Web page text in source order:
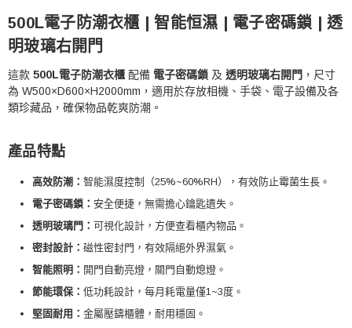
500L電子防潮衣櫃 | 智能恒濕 | 電子密碼鎖 | 透
明玻璃右開門
這款 500L電子防潮衣櫃 配備 電子密碼鎖 及 透明玻璃右開門 ，尺寸
為 W500×D600×H2000mm，適用於存放相機、手袋、電子設備及各
類珍藏品，確保物品乾爽防潮。
產品特點
高效防潮：智能濕度控制（25%~60%RH），有效防止霉菌生長。
電子密碼鎖： 安全便捷，無需擔心鑰匙遺失。
透明玻璃門：可視化設計，方便查看櫃內物品。
密封設計：磁性密封門，有效隔絕外界濕氣。
智能照明： 開門自動亮燈，關門自動熄燈。
節能環保：低功耗設計，每月耗電量僅1~3度。
堅固耐用：金屬壓鑄櫃體，耐用穩固。